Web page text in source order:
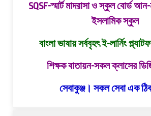
SQSF-স্মার্ট মাদরাসা ও স্কুল বোর্ড আন-
ইসলামিক স্কুল
বাংলা ভাষায় সর্ববৃহৎ ই-লার্নিং
শিক্ষক বাতায়ন-সকল ক্লাসের
সেবাকুঞ্জ। সকল সেবা এক